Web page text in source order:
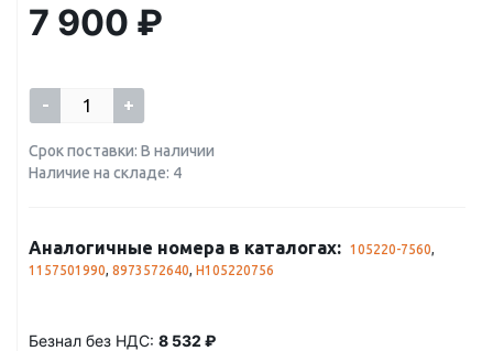
7 900 ₽
- +
Срок поставки: В наличии
Наличие на складе: 4
Аналогичные номера в каталогах: 105220-7560,
1157501990, 8973572640, H105220756
Безнал без НДС: 8 532 ₽